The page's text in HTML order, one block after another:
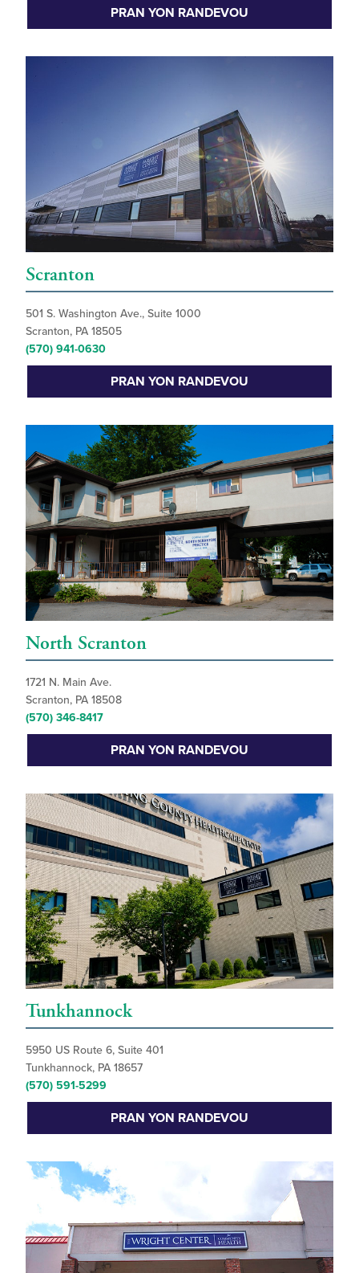
PRAN YON RANDEVOU
Scranton
501 S. Washington Ave., Suite 1000
Scranton, PA 18505
(570) 941-0630
PRAN YON RANDEVOU
North Scranton
1721 N. Main Ave.
Scranton, PA 18508
(570) 346-8417
PRAN YON RANDEVOU
Tunkhannock
5950 US Route 6, Suite 401
Tunkhannock, PA 18657
(570) 591-5299
PRAN YON RANDEVOU